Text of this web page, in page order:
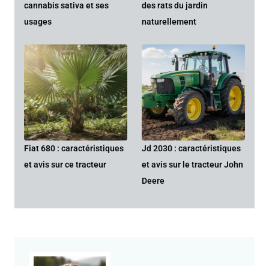
cannabis sativa et ses
usages
des rats du jardin
naturellement
Fiat 680 : caractéristiques
et avis sur ce tracteur
Jd 2030 : caractéristiques
et avis sur le tracteur John
Deere